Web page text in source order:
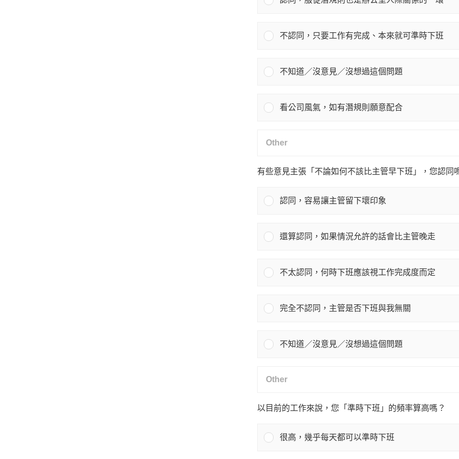
不認同，只要工作有完成、本來就可準時下班
不知道／沒意見／沒想過這個問題
看公司風氣，如有潛規則願意配合
有些意見主張「不論如何不該比主管早下班」，您認同
認同，容易讓主管留下壞印象
還算認同，如果情況允許的話會比主管晚走
不太認同，何時下班應該視工作完成度而定
完全不認同，主管是否下班與我無關
不知道／沒意見／沒想過這個問題
以目前的工作來說，您「準時下班」的頻率算高嗎？
很高，幾乎每天都可以準時下班